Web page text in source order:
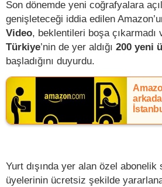
Son dönemde yeni coğrafyalara
genişleteceği iddia edilen
Video, beklentileri boşa çıkarmadı
Türkiye’nin de yer aldığı 200 yeni
başladığını duyurdu.
Yurt dışında yer alan özel
üyelerinin ücretsiz şekilde